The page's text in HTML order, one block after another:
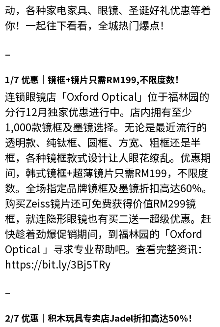
动，各种家电家具、眼镜、圣诞好礼优惠等着
你！一起往下看看，全城热门爆点！
–
1/7 优惠｜镜框+镜片只需RM199,不限度数！
连锁眼镜店「Oxford Optical」位于福林园的
分行12月独家优惠进行中。店内拥有至少
1,000款镜框及墨镜选择。无论是最近流行的
透明款、纯钛框、圆框、方宽、粗框还是半
框，各种镜框款式设计让人眼花缭乱。优惠期
间，韩式镜框+超薄镜片只需RM199，不限度
数。全场指定品牌镜框及墨镜折扣高达60%。
购买Zeiss镜片还可免费获得价值RM299镜
框，就连隐形眼镜也有买二送一超级优惠。赶
快趁着劲爆促销期间，到福林园的「Oxford
Optical 」寻求专业帮助吧。查看完整资讯：
https://bit.ly/3Bj5TRy
–
2/7 优惠｜积木玩具专卖店Jadel折扣高达50%！